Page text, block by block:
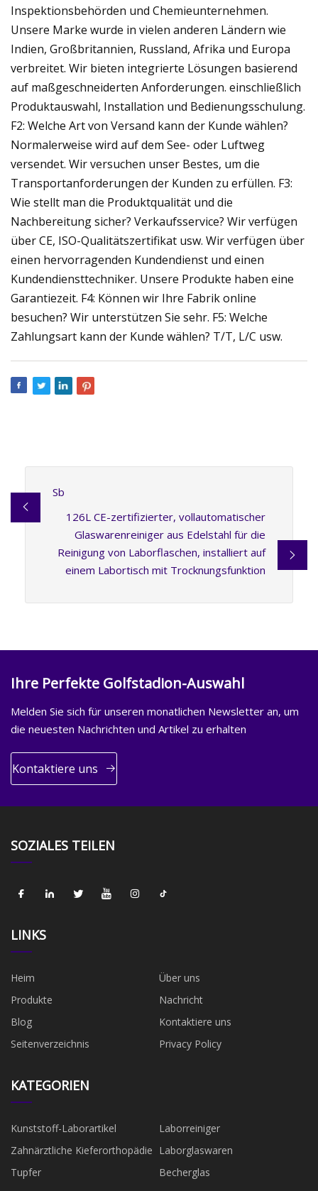
Inspektionsbehörden und Chemieunternehmen.
Unsere Marke wurde in vielen anderen Ländern wie
Indien, Großbritannien, Russland, Afrika und Europa
verbreitet. Wir bieten integrierte Lösungen basierend
auf maßgeschneiderten Anforderungen. einschließlich
Produktauswahl, Installation und Bedienungsschulung.
F2: Welche Art von Versand kann der Kunde wählen?
Normalerweise wird auf dem See- oder Luftweg
versendet. Wir versuchen unser Bestes, um die
Transportanforderungen der Kunden zu erfüllen. F3:
Wie stellt man die Produktqualität und die
Nachbereitung sicher? Verkaufsservice? Wir verfügen
über CE, ISO-Qualitätszertifikat usw. Wir verfügen über
einen hervorragenden Kundendienst und einen
Kundendiensttechniker. Unsere Produkte haben eine
Garantiezeit. F4: Können wir Ihre Fabrik online
besuchen? Wir unterstützen Sie sehr. F5: Welche
Zahlungsart kann der Kunde wählen? T/T, L/C usw.
Sb
126L CE-zertifizierter, vollautomatischer
Glaswarenreiniger aus Edelstahl für die
Reinigung von Laborflaschen, installiert auf
einem Labortisch mit Trocknungsfunktion
Ihre Perfekte Golfstadion-Auswahl
Melden Sie sich für unseren monatlichen Newsletter an, um
die neuesten Nachrichten und Artikel zu erhalten
Kontaktiere uns
SOZIALES TEILEN
LINKS
Heim
Über uns
Produkte
Nachricht
Blog
Kontaktiere uns
Seitenverzeichnis
Privacy Policy
KATEGORIEN
Kunststoff-Laborartikel
Laborreiniger
Zahnärztliche Kieferorthopädie Laborglaswaren
Tupfer
Becherglas